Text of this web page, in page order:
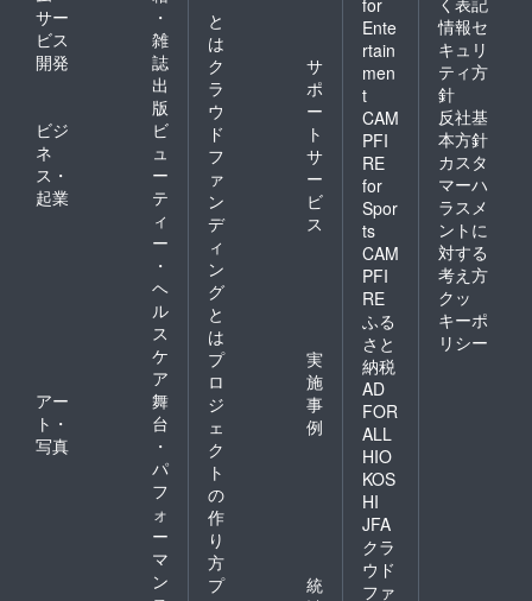
サー
ビス
開発
・
雑
誌
出
版
ビジ
ネ
ス・
起業
ビ
ュ
ー
テ
ィ
ー
・
ヘ
ル
ス
ケ
ア
アー
ト・
写真
舞
台
・
パ
フ
ォ
ー
マ
ン
と
は
ク
ラ
ウ
ド
フ
ァ
ン
デ
ィ
ン
グ
と
は
サ
ポ
ー
ト
サ
ー
ビ
ス
プ
ロ
ジ
ェ
ク
ト
の
作
り
方
実
施
事
例
プ
統
for
Ente
rtain
men
t
CAM
PFI
RE
for
Spor
ts
CAM
PFI
RE
ふる
さと
納税
AD
FOR
ALL
HIO
KOS
HI
JFA
クラ
ウド
ファ
情報セ
キュリ
ティ方
針
反社基
本方針
カスタ
マーハ
ラスメ
ントに
対する
考え方
クッ
キーポ
リシー